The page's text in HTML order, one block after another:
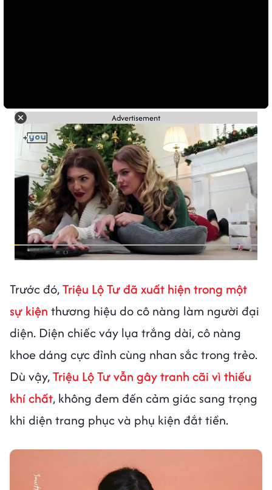
Advertisement
Trước đó,Triệu Lộ Tư đã xuất hiện trong một
sự kiện thương hiệu do cô nàng làm người đại
diện. Diện chiếc váy lụa trắng dài, cô nàng
khoe dáng cực đỉnh cùng nhan sắc trong trẻo.
Dù vậy,Triệu Lộ Tư vẫn gây tranh cãi vì thiếu
khí chất, không đem đến cảm giác sang trọng
khi diện trang phục và phụ kiện đắt tiền.